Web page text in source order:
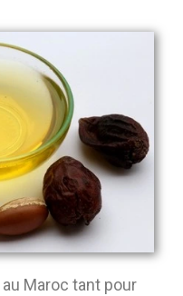
Maroc tant pour